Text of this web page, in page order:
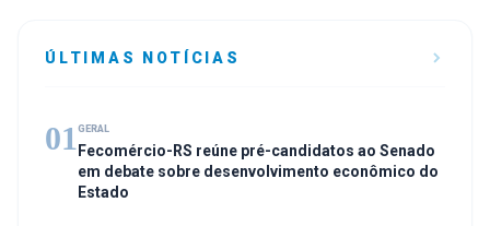
ÚLTIMAS NOTÍCIAS
01 GERAL
Fecomércio-RS reúne pré-candidatos ao Senado
em debate sobre desenvolvimento econômico do
Estado